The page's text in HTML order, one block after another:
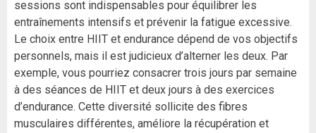
sessions sont indispensables pour équilibrer les
entraînements intensifs et prévenir la fatigue excessive.
Le choix entre HIIT et endurance dépend de vos objectifs
personnels, mais il est judicieux d’alterner les deux. Par
exemple, vous pourriez consacrer trois jours par semaine
à des séances de HIIT et deux jours à des exercices
d’endurance. Cette diversité sollicite des fibres
musculaires différentes, améliore la récupération et